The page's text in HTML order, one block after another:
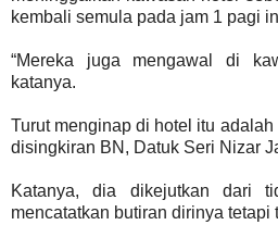
kembali semula pada jam 1 pagi
“Mereka juga mengawal di
katanya.
Turut menginap di hotel itu
disingkiran BN, Datuk Seri Nizar
Katanya, dia dikejutkan dari
mencatatkan butiran dirinya tetapi